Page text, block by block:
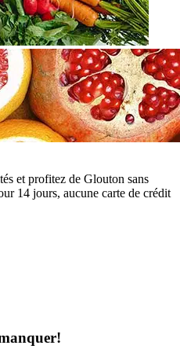
et profitez de Glouton sans
14 jours, aucune carte de crédit